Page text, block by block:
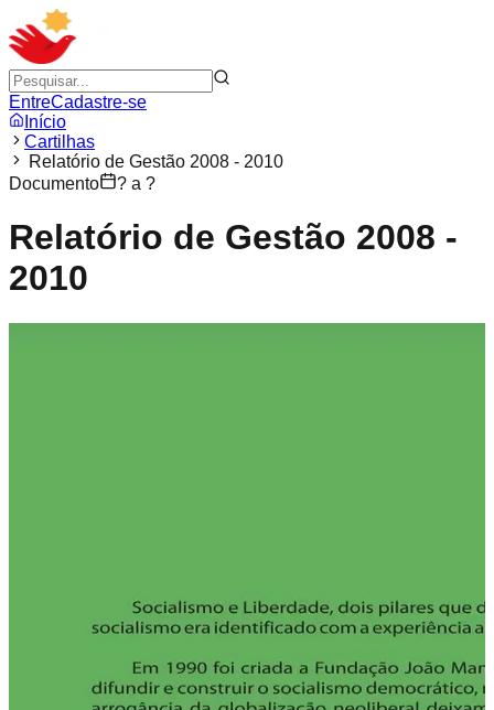
EntreCadastre-se
Início
Cartilhas
Relatório de Gestão 2008 - 2010
Documento
? a ?
Relatório de Gestão 2008 -
2010